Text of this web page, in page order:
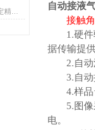
接触角测定仪“软件算法”才是决定精度的灵魂
自动接液
接触
1.硬
据传输提
2.自
3.自
4.样
5.图
电。